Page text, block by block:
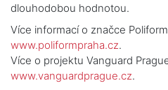
dlouhodobou hodnotou.
Více informací o značce
www.poliformpraha.cz.
Více o projektu Vanguard
www.vanguardprague.cz.